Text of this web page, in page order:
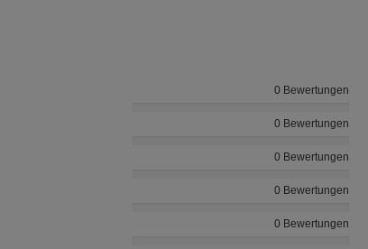
0 Bewertungen
0 Bewertungen
0 Bewertungen
0 Bewertungen
0 Bewertungen